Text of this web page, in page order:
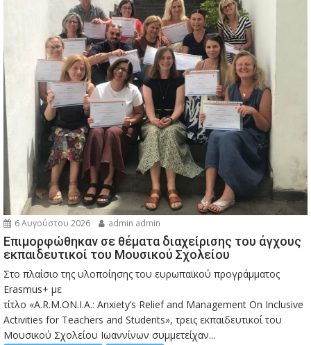
6 Αυγούστου 2026 admin admin
Eπιμορφώθηκαν σε θέματα διαχείρισης του άγχους
εκπαιδευτικοί του Μουσικού Σχολείου
Στο πλαίσιο της υλοποίησης του ευρωπαϊκού προγράμματος
Erasmus+ με
τίτλο «A.R.M.ON.I.A.: Anxiety’s Relief and Management On Inclusive
Activities for Teachers and Students», τρεις εκπαιδευτικοί του
Μουσικού Σχολείου Ιωαννίνων συμμετείχαν...